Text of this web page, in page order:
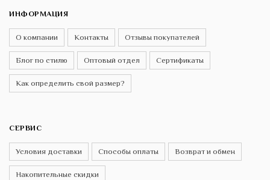
ИНФОРМАЦИЯ
О компании Контакты Отзывы покупателей
Блог по стилю Оптовый отдел Сертификаты
Как определить свой размер?
СЕРВИС
Условия доставки Способы оплаты Возврат и обмен
Накопительные скидки